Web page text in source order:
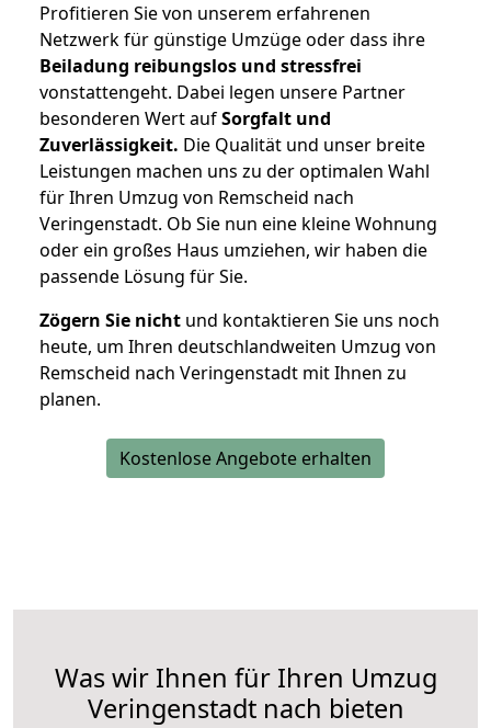
Profitieren Sie von unserem erfahrenen
Netzwerk für günstige Umzüge oder dass ihre
Beiladung reibungslos und stressfrei
vonstattengeht. Dabei legen unsere Partner
besonderen Wert aufSorgfalt und
Zuverlässigkeit. Die Qualität und unser breite
Leistungen machen uns zu der optimalen Wahl
für Ihren Umzug von Remscheid nach
Veringenstadt. Ob Sie nun eine kleine Wohnung
oder ein großes Haus umziehen, wir haben die
passende Lösung für Sie.
Zögern Sie nicht und kontaktieren Sie uns noch
heute, um Ihren deutschlandweiten Umzug von
Remscheid nach Veringenstadt mit Ihnen zu
planen.
Kostenlose Angebote erhalten
Was wir Ihnen für Ihren Umzug
Veringenstadt nach bieten